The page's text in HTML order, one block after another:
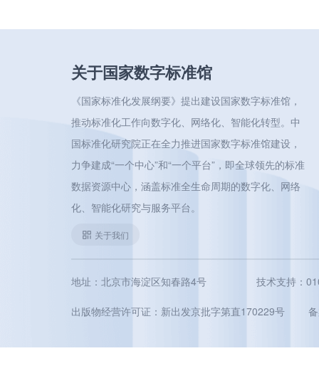
关于国家数字标准馆
《国家标准化发展纲要》提出建设国家数字标准馆，
推动标准化工作向数字化、网络化、智能化转型。中
国标准化研究院正在全力推进国家数字标准馆建设，
力争建成“一个中心”和“一个平台”，即全球领先的标准
数据资源中心，涵盖标准全生命周期的数字化、网络
化、智能化研究与服务平台。
关于我们
地址：北京市海淀区知春路4号 技术支持：
出版物经营许可证：新出发京批字第直170229号